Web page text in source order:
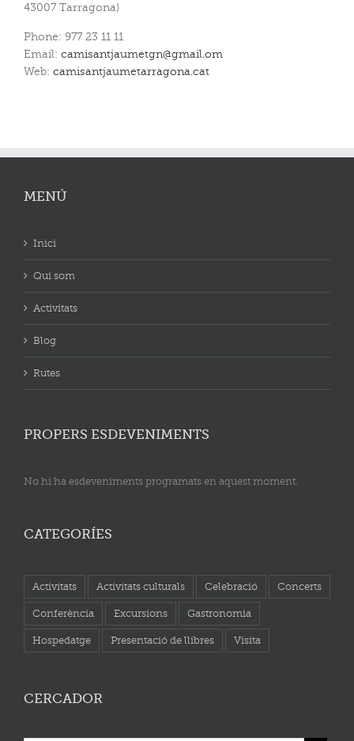
43007 Tarragona)
Phone: 977 23 11 11
Email: camisantjaumetgn@gmail.om
Web: camisantjaumetarragona.cat
MENÚ
Inici
Qui som
Activitats
Blog
Rutes
PROPERS ESDEVENIMENTS
No hi ha esdeveniments programats en aquest moment.
CATEGORÍES
Activitats Activitats culturals Celebració Concerts
Conferència Excursions Gastronomia
Hospedatge Presentació de llibres Visita
CERCADOR